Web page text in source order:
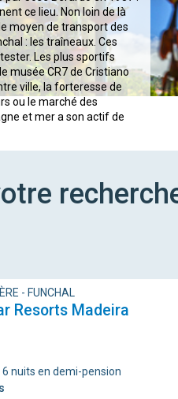
ce lieu. Non loin de là
moyen de transport des
: les traîneaux. Ces
Les plus sportifs
musée CR7 de Cristiano
ville, la forteresse de
ou le marché des
et mer a son actif de
- FUNCHAL
Resorts Madeira
nuits en demi-pension